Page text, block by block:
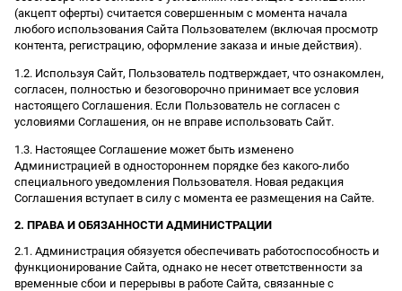
(акцепт оферты) считается совершенным с момента начала
любого использования Сайта Пользователем (включая просмотр
контента, регистрацию, оформление заказа и иные действия).
1.2. Используя Сайт, Пользователь подтверждает, что ознакомлен,
согласен, полностью и безоговорочно принимает все условия
настоящего Соглашения. Если Пользователь не согласен с
условиями Соглашения, он не вправе использовать Сайт.
1.3. Настоящее Соглашение может быть изменено
Администрацией в одностороннем порядке без какого-либо
специального уведомления Пользователя. Новая редакция
Соглашения вступает в силу с момента ее размещения на Сайте.
2. ПРАВА И ОБЯЗАННОСТИ АДМИНИСТРАЦИИ
2.1. Администрация обязуется обеспечивать работоспособность и
функционирование Сайта, однако не несет ответственности за
временные сбои и перерывы в работе Сайта, связанные с